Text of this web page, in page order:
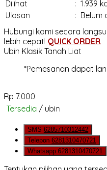
Dilihat
: 1.939
Ulasan
: Belum
Hubungi kami secara
lebih cepat! QUICK ORDER
Ubin Klasik Tanah Liat
*Pemesanan dapat
Rp 7.000
Tersedia / ubin
SMS 6285710312442
Telepon 6281310470721
Whatsapp 6281310470721